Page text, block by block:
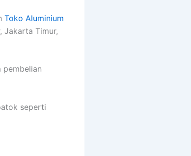
Toko Aluminium
Jakarta Timur,
pembelian
seperti